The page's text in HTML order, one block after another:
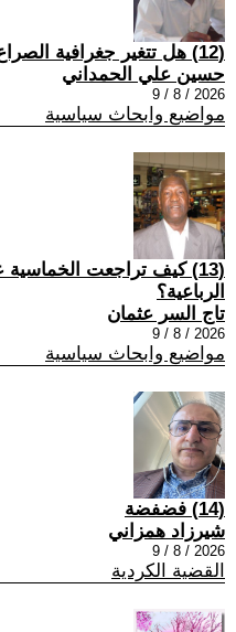
(12) هل تتغير جغرافية الصراع ؟
حسين علي الحمداني
2026 / 8 / 9
مواضيع وابحاث سياسية
(13) كيف تراجعت
الرباعية؟
تاج السر عثمان
2026 / 8 / 9
مواضيع وابحاث سياسية
(14) فضفضة
شيرزاد همزاني
2026 / 8 / 9
القضية الكردية